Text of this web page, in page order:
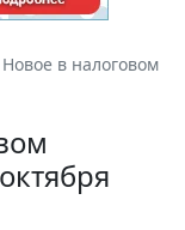
в налоговом